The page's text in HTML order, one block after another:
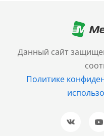
Данный сайт
Политике
+7 (499) 705-30-10
Санкт-Петербург
+7 (812) 600-77-33
Барнаул
+7 (961) 999-93-93
Новосибирск